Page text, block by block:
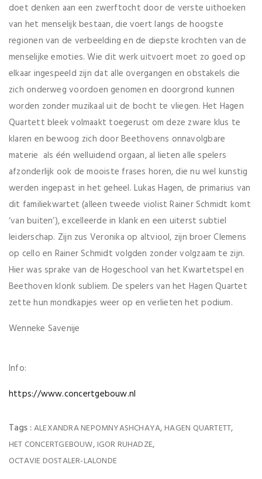
doet denken aan een zwerftocht door de verste uithoeken
van het menselijk bestaan, die voert langs de hoogste
regionen van de verbeelding en de diepste krochten van de
menselijke emoties. Wie dit werk uitvoert moet zo goed op
elkaar ingespeeld zijn dat alle overgangen en obstakels die
zich onderweg voordoen genomen en doorgrond kunnen
worden zonder muzikaal uit de bocht te vliegen. Het Hagen
Quartett bleek volmaakt toegerust om deze zware klus te
klaren en bewoog zich door Beethovens onnavolgbare
materie als één welluidend orgaan, al lieten alle spelers
afzonderlijk ook de mooiste frases horen, die nu wel kunstig
werden ingepast in het geheel. Lukas Hagen, de primarius van
dit familiekwartet (alleen tweede violist Rainer Schmidt komt
‘van buiten’), excelleerde in klank en een uiterst subtiel
leiderschap. Zijn zus Veronika op altviool, zijn broer Clemens
op cello en Rainer Schmidt volgden zonder volgzaam te zijn.
Hier was sprake van de Hogeschool van het Kwartetspel en
Beethoven klonk subliem. De spelers van het Hagen Quartet
zette hun mondkapjes weer op en verlieten het podium.
Wenneke Savenije
Info:
https://www.concertgebouw.nl
Tags :ALEXANDRA NEPOMNYASHCHAYA, HAGEN QUARTETT,
HET CONCERTGEBOUW, IGOR RUHADZE,
OCTAVIE DOSTALER-LALONDE